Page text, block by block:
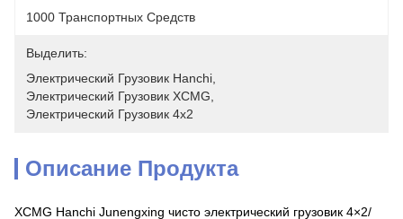
1000 Транспортных Средств
Выделить:
Электрический Грузовик Hanchi
Электрический Грузовик XCMG
Электрический Грузовик 4х2
Описание Продукта
XCMG Hanchi Junengxing чисто электрический грузовик 4×2/